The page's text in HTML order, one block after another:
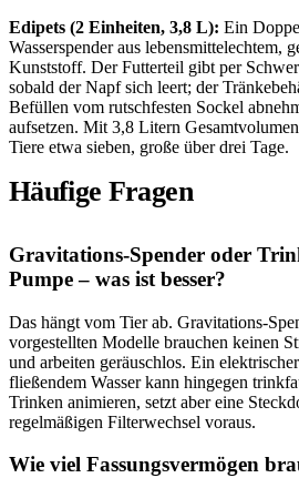
Edipets (2 Einheiten, 3,8 L): Ein
Wasserspender aus lebensmittelechtem,
Kunststoff. Der Futterteil gibt per
sobald der Napf sich leert; der
Befüllen vom rutschfesten Sockel
aufsetzen. Mit 3,8 Litern
Tiere etwa sieben, große über drei Tage.
Häufige Fragen
Gravitations-Spender oder
Pumpe – was ist besser?
Das hängt vom Tier ab. Gravitations-
vorgestellten Modelle brauchen keinen
und arbeiten geräuschlos. Ein
fließendem Wasser kann hingegen
Trinken animieren, setzt aber eine
regelmäßigen Filterwechsel voraus.
Wie viel Fassungsvermögen